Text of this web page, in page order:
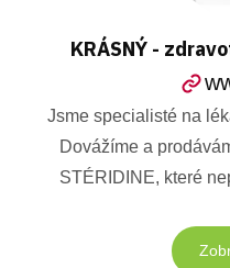
KRÁSNÝ -
Jsme specialisté na
Dovážíme a
STÉRIDINE, které